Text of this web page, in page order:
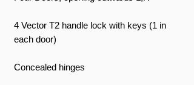
4 Vector T2 handle lock with keys (1 in
each door)
Concealed hinges